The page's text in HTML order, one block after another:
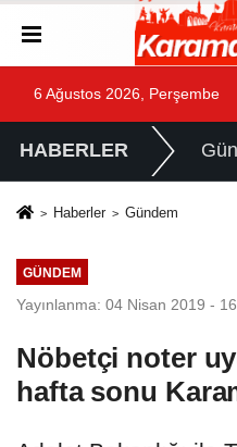
6 Ağustos 2026, Perşembe
HABERLER
Haberler Gündem
GÜNDEM
Yayınlanma: 04 Nisan 2019 -
Nöbetçi noter
hafta sonu